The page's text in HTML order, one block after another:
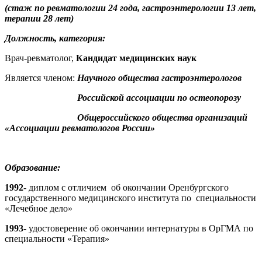
(стаж по ревматологии 24 года, гастроэнтерологии 13 лет,
терапии 28 лет)
Должность, категория:
Врач-ревматолог, Кандидат медицинских наук
Является членом: Научного общества гастроэнтерологов
Российской ассоциации по остеопорозу
Общероссийского общества организаций
«Ассоциации ревматологов России»
Образование:
1992- диплом с отличием об окончании Оренбургского
государственного медицинского института по специальности
«Лечебное дело»
1993- удостоверение об окончании интернатуры в ОрГМА по
специальности «Терапия»